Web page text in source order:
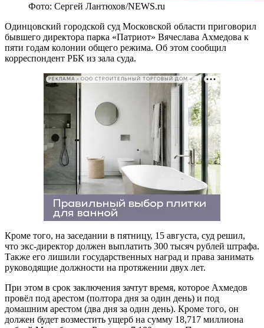
Фото: Сергей Лантюхов/NEWS.ru
Одинцовский городской суд Московской области приговорил
бывшего директора парка «Патриот» Вячеслава Ахмедова к
пяти годам колонии общего режима. Об этом сообщил
корреспондент РБК из зала суда.
РЕКЛАМА • ООО СТРОИТЕЛЬНЫЙ ТОРГОВЫЙ ДОМ «ПЕТРОВИЧ». ИНН: 7802348846
Кроме того, на заседании в пятницу, 15 августа, суд решил,
что экс-директор должен выплатить 300 тысяч рублей штрафа.
Также его лишили государственных наград и права занимать
руководящие должности на протяжении двух лет.
При этом в срок заключения зачтут время, которое Ахмедов
провёл под арестом (полтора дня за один день) и под
домашним арестом (два дня за один день). Кроме того, он
должен будет возместить ущерб на сумму 18,717 миллиона